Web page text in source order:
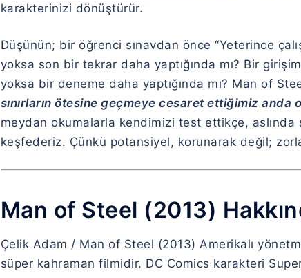
karakterinizi dönüştürür.
Düşünün; bir öğrenci sınavdan önce “Yeterince
yoksa son bir tekrar daha yaptığında mı? Bir
yoksa bir deneme daha yaptığında mı? Man of
sınırların ötesine geçmeye cesaret ettiğimiz anda
meydan okumalarla kendimizi test ettikçe, aslında
keşfederiz. Çünkü potansiyel, korunarak değil;
Man of Steel (2013)
Çelik Adam / Man of Steel (2013) Amerikalı
süper kahraman filmidir. DC Comics karakteri